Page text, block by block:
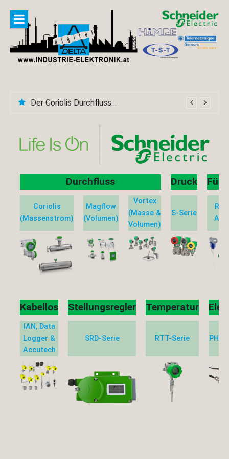
content
Der Coriolis Durchflussmesser CFS600A
Durchfluss Druck
Coriolis
(Massenstrom)
Magflow
(Volumen)
Vortex
(Masse &
Volumen)
S-Serie
Kabellos Stellungsregler Temperatur
IAN, Data
Logger &
Accutech
SRD-Serie RTT-Serie PH